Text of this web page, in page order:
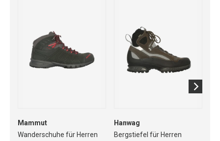
Mammut
Wanderschuhe für Herren
Hanwag
Bergstiefel für Herren